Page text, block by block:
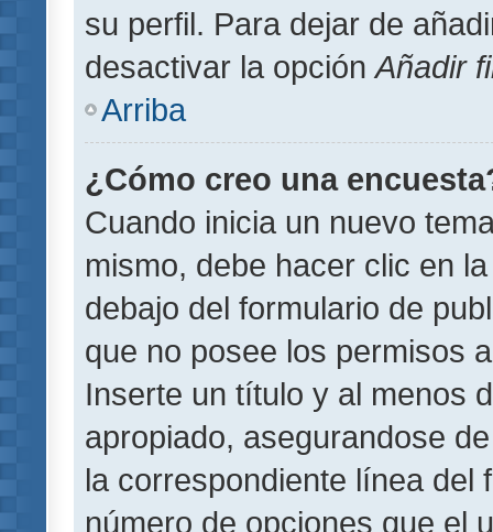
su perfil. Para dejar de
desactivar la opción Añadir
Arriba
¿Cómo creo una
Cuando inicia un nuevo
mismo, debe hacer clic en
debajo del formulario de
que no posee los permisos
Inserte un título y al menos
apropiado, asegurandose
la correspondiente línea del
número de opciones que el